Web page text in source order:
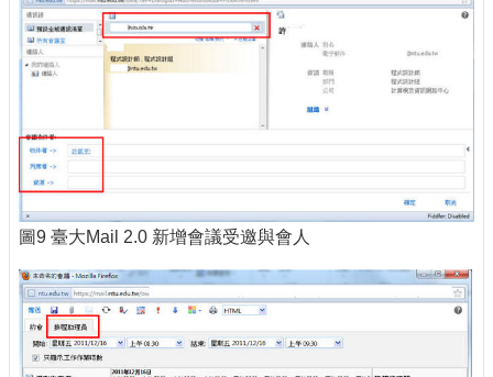
圖9 臺大Mail 2.0 新增會議受邀與會人